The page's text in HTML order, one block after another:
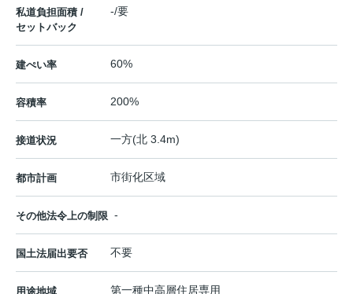
私道負担面積 /
セットバック
-/要
建ぺい率 60%
容積率 200%
接道状況 一方(北 3.4m)
都市計画 市街化区域
その他法令上の制限 -
国土法届出要否 不要
用途地域 第一種中高層住居専用